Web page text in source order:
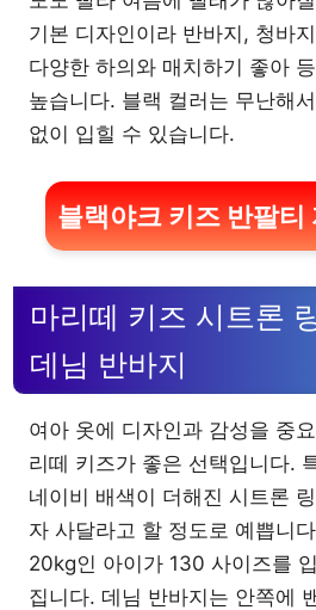
기본 디자인이라 반바지, 청바
다양한 하의와 매치하기 좋아
높습니다. 블랙 컬러는 무난해
없이 입힐 수 있습니다.
블랙야크 키즈 반팔
마리떼 키즈 시트론
데님 반바지
여아 옷에 디자인과 감성을 중
리떼 키즈가 좋은 선택입니다.
네이비 배색이 더해진 시트론
자 사달라고 할 정도로 예쁩니
20kg인 아이가 130 사이즈를
집니다. 데님 반바지는 안쪽에